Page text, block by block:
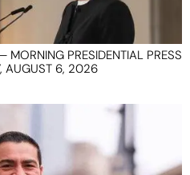
MORNING PRESIDENTIAL PRESS
AUGUST 6, 2026